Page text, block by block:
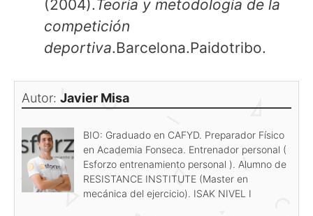
(2004).Teoría y metodología de la
competición
deportiva.Barcelona.Paidotribo.
Autor: Javier Misa
BIO: Graduado en CAFYD. Preparador Físico
en Academia Fonseca. Entrenador personal (
Esforzo entrenamiento personal ). Alumno de
RESISTANCE INSTITUTE (Master en
mecánica del ejercicio). ISAK NIVEL I